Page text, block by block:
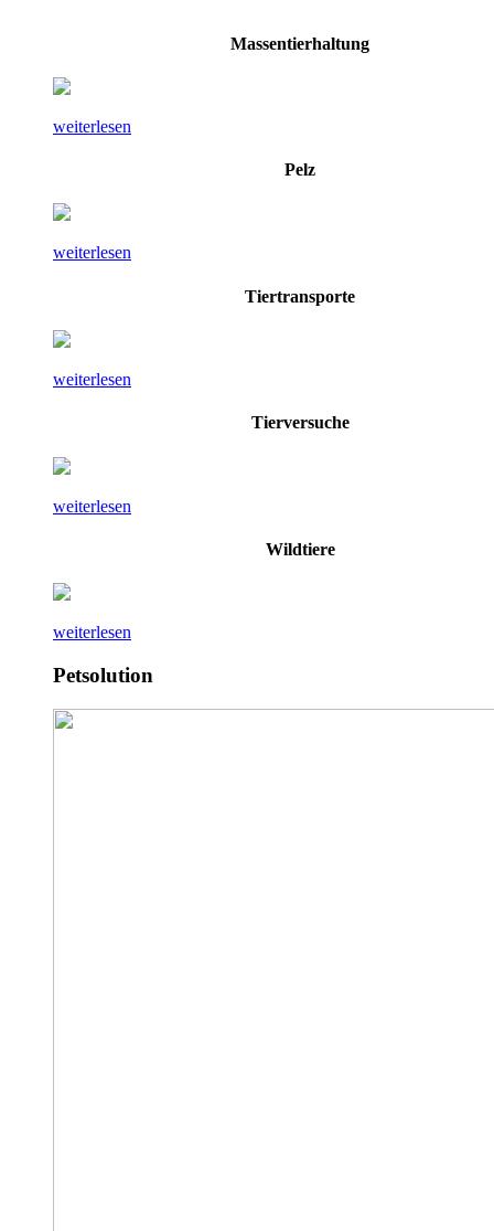
Massentierhaltung
weiterlesen
Pelz
weiterlesen
Tiertransporte
weiterlesen
Tierversuche
weiterlesen
Wildtiere
weiterlesen
Petsolution